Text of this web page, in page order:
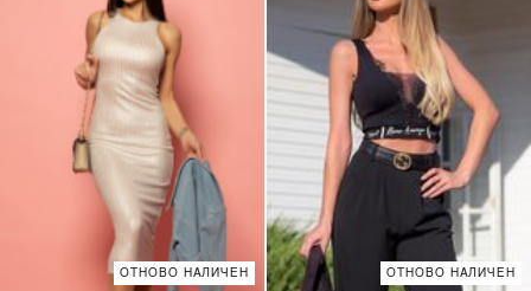
ОТНОВО НАЛИЧЕН ОТНОВО НАЛИЧЕН